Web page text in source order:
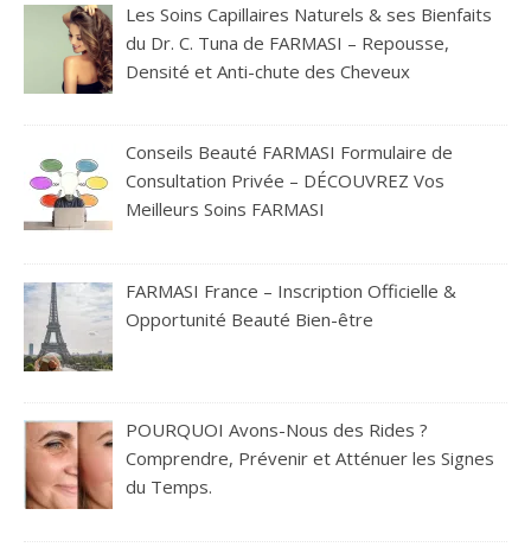
Les Soins Capillaires Naturels & ses Bienfaits
du Dr. C. Tuna de FARMASI – Repousse,
Densité et Anti-chute des Cheveux
Conseils Beauté FARMASI Formulaire de
Consultation Privée – DÉCOUVREZ Vos
Meilleurs Soins FARMASI
FARMASI France – Inscription Officielle &
Opportunité Beauté Bien-être
POURQUOI Avons-Nous des Rides ?
Comprendre, Prévenir et Atténuer les Signes
du Temps.